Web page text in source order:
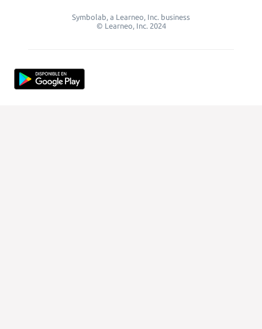
Symbolab, a Learneo, Inc. business
© Learneo, Inc. 2024